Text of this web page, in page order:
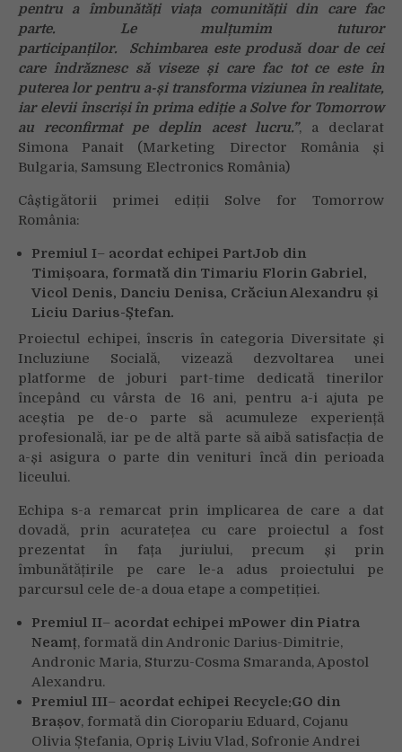
pentru a îmbunătăți viața comunității din care fac
parte. Le mulțumim tuturor
participanților. Schimbarea este produsă doar de cei
care îndrăznesc să viseze și care fac tot ce este în
puterea lor pentru a-și transforma viziunea în realitate,
iar elevii înscriși în prima ediție a Solve for Tomorrow
au reconfirmat pe deplin acest lucru.”, a declarat
Simona Panait (Marketing Director România și
Bulgaria, Samsung Electronics România)
Câștigătorii primei ediții Solve for Tomorrow
România:
Premiul I– acordat echipei PartJob din
Timișoara, formată din Timariu Florin Gabriel,
Vicol Denis, Danciu Denisa, Crăciun Alexandru și
Liciu Darius-Ștefan.
Proiectul echipei, înscris în categoria Diversitate și
Incluziune Socială, vizează dezvoltarea unei
platforme de joburi part-time dedicată tinerilor
începând cu vârsta de 16 ani, pentru a-i ajuta pe
aceștia pe de-o parte să acumuleze experiență
profesională, iar pe de altă parte să aibă satisfacția de
a-și asigura o parte din venituri încă din perioada
liceului.
Echipa s-a remarcat prin implicarea de care a dat
dovadă, prin acuratețea cu care proiectul a fost
prezentat în fața juriului, precum și prin
îmbunătățirile pe care le-a adus proiectului pe
parcursul cele de-a doua etape a competiției.
Premiul II– acordat echipei mPower din Piatra
Neamț, formată din Andronic Darius-Dimitrie,
Andronic Maria, Sturzu-Cosma Smaranda, Apostol
Alexandru.
Premiul III– acordat echipei Recycle:GO din
Brașov, formată din Cioropariu Eduard, Cojanu
Olivia Ștefania, Opriș Liviu Vlad, Sofronie Andrei